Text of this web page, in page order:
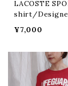
LACOSTE
shirt/
ツ スウェットシ
¥7,000